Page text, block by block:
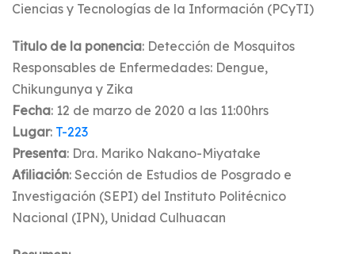
Ciencias y Tecnologías de la Información (PCyTI)
Titulo de la ponencia: Detección de Mosquitos
Responsables de Enfermedades: Dengue,
Chikungunya y Zika
Fecha: 12 de marzo de 2020 a las 11:00hrs
Lugar: T-223
Presenta: Dra. Mariko Nakano-Miyatake
Afiliación: Sección de Estudios de Posgrado e
Investigación (SEPI) del Instituto Politécnico
Nacional (IPN), Unidad Culhuacan